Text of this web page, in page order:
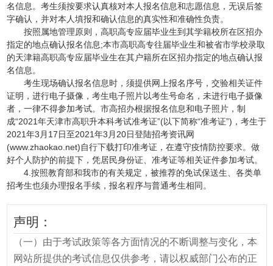
名信息。考生须按要求认真核对本人报名信息和志愿信息，无误后签
字确认，并对本人填报和确认信息的真实性和准确性负责。
按照属地管理原则，高职高专应届毕业生到其学籍校所在区招办
指定的地点确认报名信息;本市高职高专往届毕业生和被省市学校录取
的天津籍高职高专应届毕业生在其户籍所在区招办指定的地点确认报
名信息。
考生现场确认报名信息时，须提供网上报名序号，交验相关证件
证明，进行电子摄像，考生电子照片以考生号命名，未进行电子摄像
者，一律不得参加考试。市高招办根据报名信息和电子照片，制
成“2021年天津市高职升本科考试准考证”(以下简称“准考证”)，考生于
2021年3月17日至2021年3月20日登陆招考资讯网
(www.zhaokao.net)自行下载打印准考证，在遵守疫情防控要求。做
好个人防护的前提下，凭居民身份证、准考证等相关证件参加考试。
4.按照教育部和我市的有关规定，被推荐的免试保送生、各类单
招考生也须办理报名手续，报名程序与普通考生相同。
声明：
（一）由于考试政策等各方面情况的不断调整与变化，本
网站所提供的考试信息仅供参考，请以权威部门公布的正